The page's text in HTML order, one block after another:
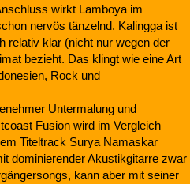
wirkt Lamboya im
nervös tänzelnd. Kalingga ist
relativ klar (nicht nur wegen der
bezieht. Das klingt wie eine Art
Rock und
Untermalung und
Fusion wird im Vergleich
Titeltrack Surya Namaskar
dominierender Akustikgitarre zwar
kann aber mit seiner